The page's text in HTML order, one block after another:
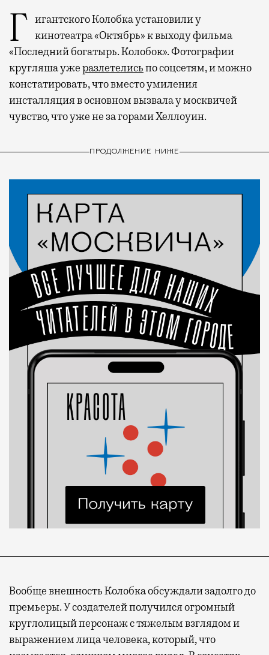
Гигантского Колобка установили у кинотеатра «Октябрь» к выходу фильма
«Последний богатырь. Колобок». Фотографии
кругляша ужеразлетелисьпо соцсетям, и можно
констатировать, что вместо умиления
инсталляция в основном вызвала у москвичей
чувство, что уже не за горами Хеллоуин.
ПРОДОЛЖЕНИЕ НИЖЕ
Вообще внешность Колобка обсуждали задолго до
премьеры. У создателей получился огромный
круглолицый персонаж с тяжелым взглядом и
выражением лица человека, который, что